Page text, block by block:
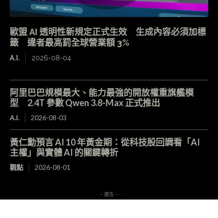
歐盟 AI 透明性新規定正式生效 生成內容必須加標
籤 違者最高罰全球營業額 3%
A.I. 2026-08-04
阿里巴巴規模最大、能力最強的開放權重旗艦模
型 2.4T 參數 Qwen 3.8-Max 正式推出
A.I. 2026-08-03
黃仁勳預言 AI 10 年黃金期：從科技股回調看「AI
主權」與實體 AI 的關鍵轉折
觀點 2026-08-01
- 廣告 -